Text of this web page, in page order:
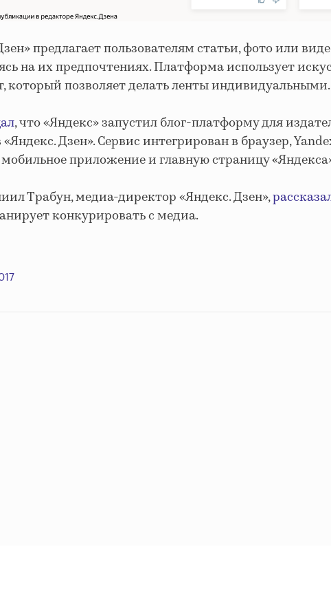
предлагает пользователям статьи, фото или
на их предпочтениях. Платформа использует
который позволяет делать ленты индивидуальными.
, что «Яндекс» запустил блог-платформу для
Дзен». Сервис интегрирован в браузер,
приложение и главную страницу
Трабун, медиа-директор «Яндекс. Дзен»,
конкурировать с медиа.